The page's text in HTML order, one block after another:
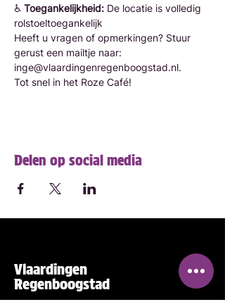
♿ Toegankelijkheid: De locatie is volledig
rolstoeltoegankelijk
Heeft u vragen of opmerkingen? Stuur
gerust een mailtje naar:
inge@vlaardingenregenboogstad.nl.
Tot snel in het Roze Café!
Delen op social media
Vlaardingen
Regenboogstad